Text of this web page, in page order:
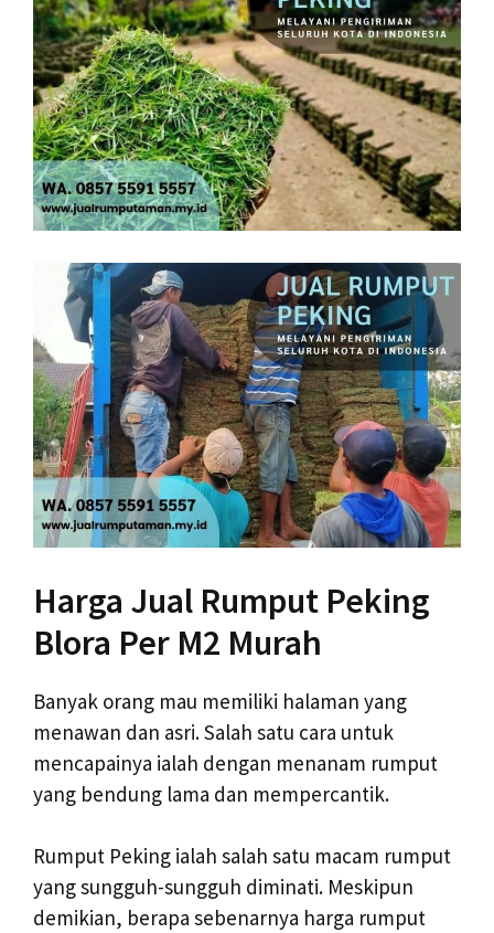
Harga Jual Rumput Peking
Blora Per M2 Murah
Banyak orang mau memiliki halaman yang
menawan dan asri. Salah satu cara untuk
mencapainya ialah dengan menanam rumput
yang bendung lama dan mempercantik.
Rumput Peking ialah salah satu macam rumput
yang sungguh-sungguh diminati. Meskipun
demikian, berapa sebenarnya harga rumput